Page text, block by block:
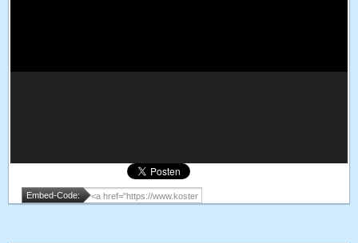
Embed-Code: